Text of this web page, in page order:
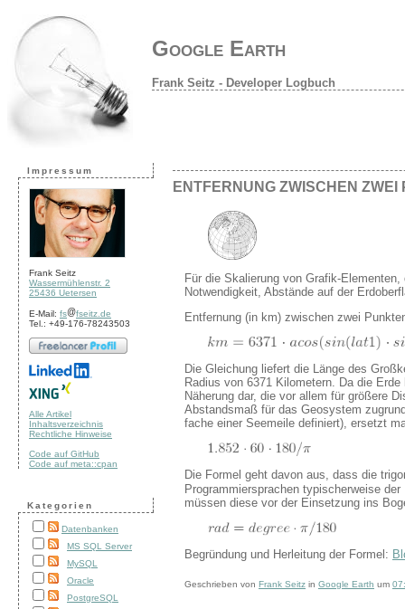
Google Earth
Frank Seitz - Developer Logbuch
Impressum
Frank Seitz
Wassermühlenstr. 2
25436 Uetersen
E-Mail: fs
fseitz.de
Tel.: +49-176-78243503
Alle Artikel
Inhaltsverzeichnis
Rechtliche Hinweise
Code auf GitHub
Code auf meta::cpan
Kategorien
Datenbanken
MS SQL Server
MySQL
Oracle
PostgreSQL
ENTFERNUNG ZWISCHEN
Für die Skalierung von Grafik-
Notwendigkeit, Abstände auf der
Entfernung (in km) zwischen zwei
Die Gleichung liefert die Länge des
Radius von 6371 Kilometern. Da die
Näherung dar, die vor allem für größere
Abstandsmaß für das Geosystem
fache einer Seemeile definiert), ersetzt
Die Formel geht davon aus, dass die
Programmiersprachen typischerweise
müssen diese vor der Einsetzung ins
Begründung und Herleitung der Formel:
Geschrieben von Frank Seitz in Google Earth um